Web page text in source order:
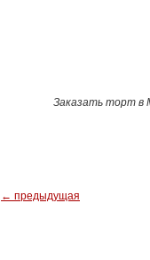
Заказать торт в
← предыдущая